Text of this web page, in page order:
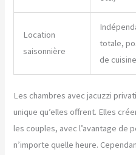
Location
saisonnière
totale,
de
Les chambres avec jacuzzi
unique qu’elles offrent. Elles
les couples, avec l’avantage de
n’importe quelle heure.